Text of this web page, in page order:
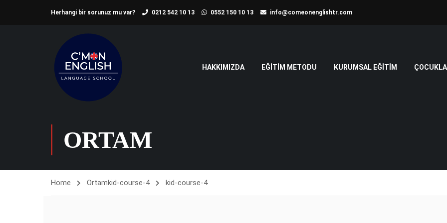
Herhangi bir sorunuz mu var? 0212 542 10 13 0552 150 10 13 info@comeonenglishtr.com
HAKKIMIZDA EĞITIM METODU KURUMSAL EĞITIM
ORTAM
Home Ortamkid-course-4 kid-course-4